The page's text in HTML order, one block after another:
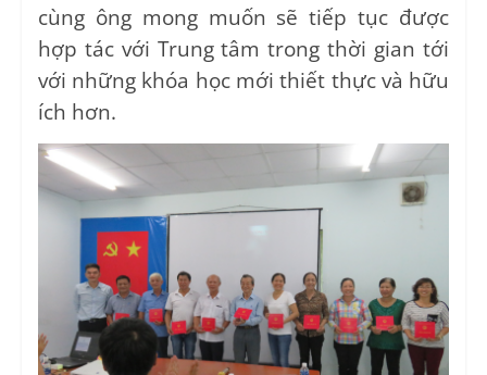
cùng ông mong muốn sẽ tiếp tục được
hợp tác với Trung tâm trong thời gian tới
với những khóa học mới thiết thực và hữu
ích hơn.